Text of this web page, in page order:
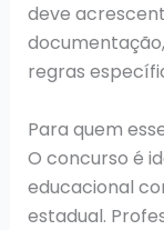
deve
regras
Para quem
O concurso é
educacional
estadual.